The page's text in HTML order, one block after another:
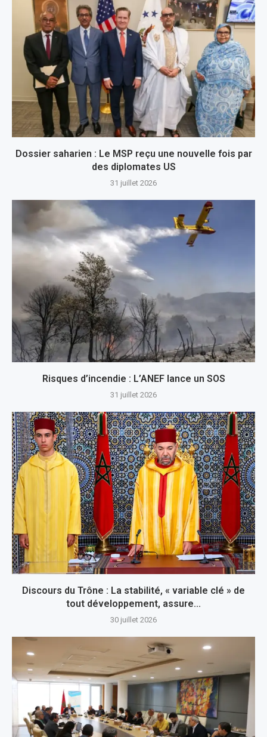
Dossier saharien : Le MSP reçu une nouvelle fois par
des diplomates US
31 juillet 2026
Risques d’incendie : L’ANEF lance un SOS
31 juillet 2026
Discours du Trône : La stabilité, « variable clé » de
tout développement, assure...
30 juillet 2026